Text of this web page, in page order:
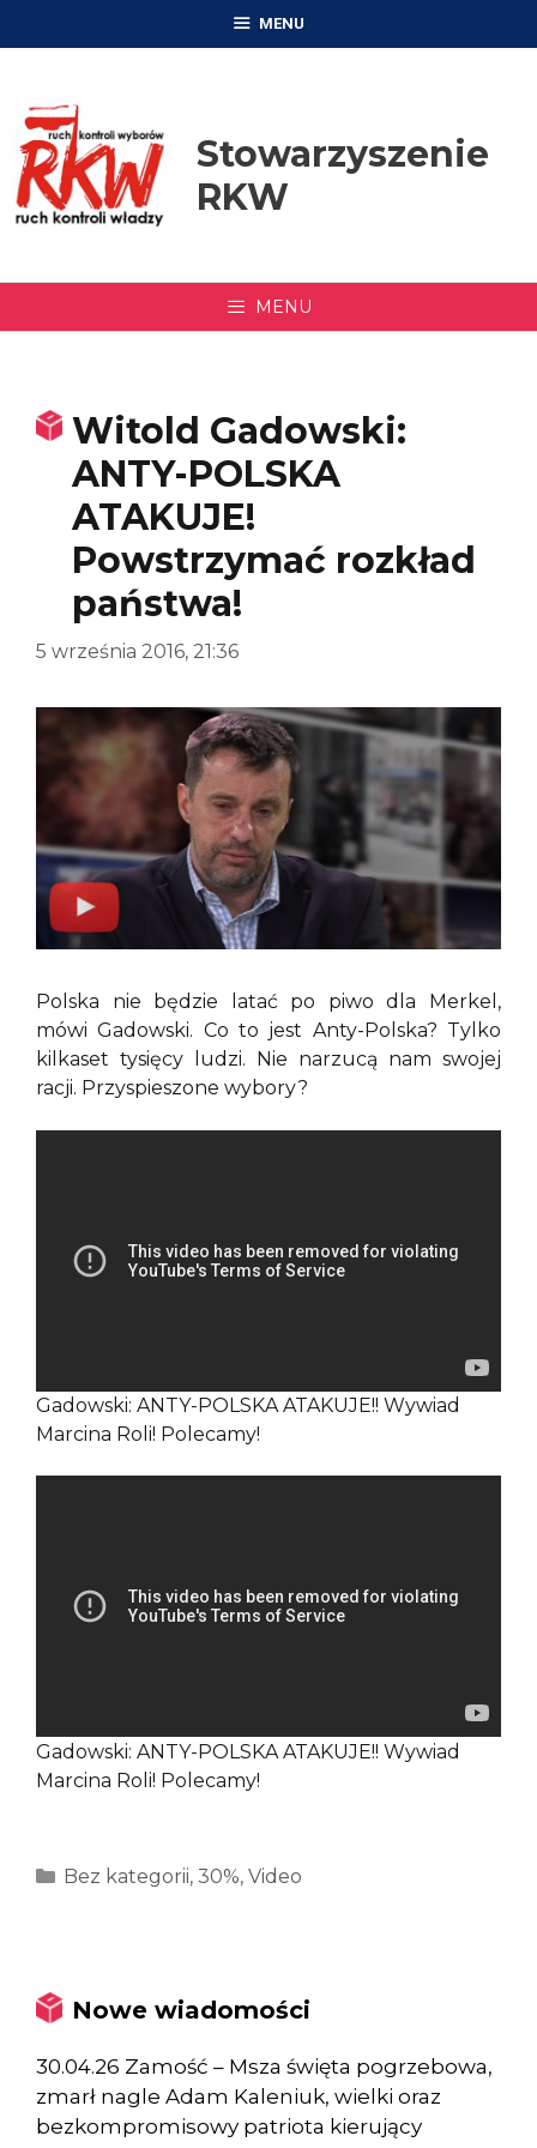
MENU
Stowarzyszenie
RKW
MENU
Witold Gadowski:
ANTY-POLSKA
ATAKUJE!
Powstrzymać rozkład
państwa!
5 września 2016, 21:36
Polska nie będzie latać po piwo dla Merkel,
mówi Gadowski. Co to jest Anty-Polska? Tylko
kilkaset tysięcy ludzi. Nie narzucą nam swojej
racji. Przyspieszone wybory?
Gadowski: ANTY-POLSKA ATAKUJE!! Wywiad
Marcina Roli! Polecamy!
Gadowski: ANTY-POLSKA ATAKUJE!! Wywiad
Marcina Roli! Polecamy!
Kategorie
Bez kategorii, 30%, Video
Nowe wiadomości
30.04.26 Zamość – Msza święta pogrzebowa,
zmarł nagle Adam Kaleniuk, wielki oraz
bezkompromisowy patriota kierujący